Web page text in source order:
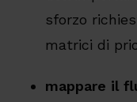
sforzo
matrici di
mappare il